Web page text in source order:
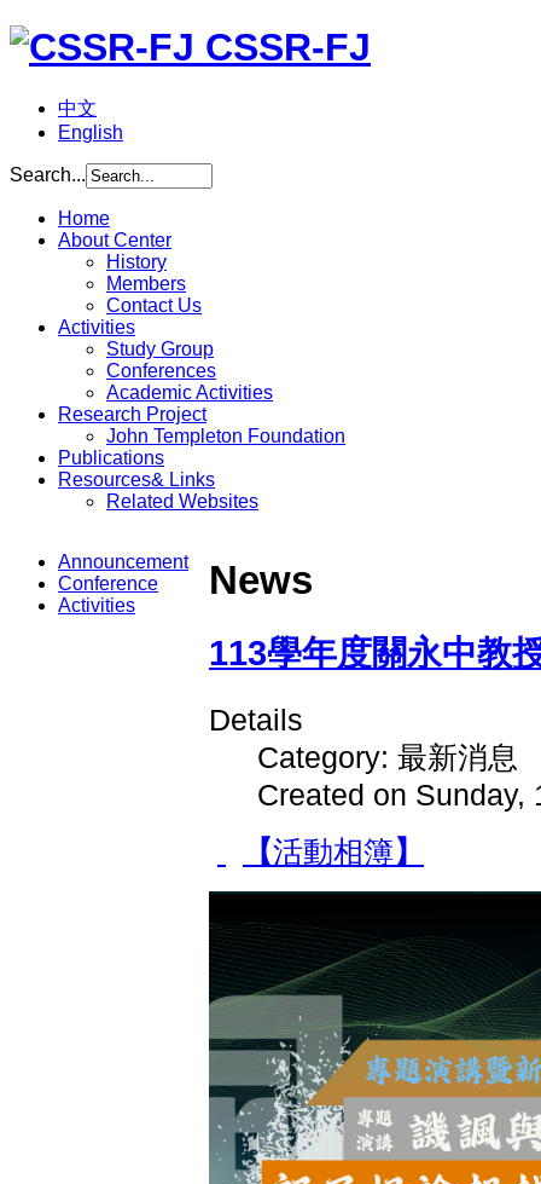
CSSR-FJ
中文
English
Search...
Home
About Center
History
Members
Contact Us
Activities
Study Group
Conferences
Academic Activities
Research Project
John Templeton Foundation
Publications
Resources& Links
Related Websites
Announcement
Conference
Activities
News
113學年度關永中教
Details
Category: 最新消息
Created on Sunday,
【活動相簿】